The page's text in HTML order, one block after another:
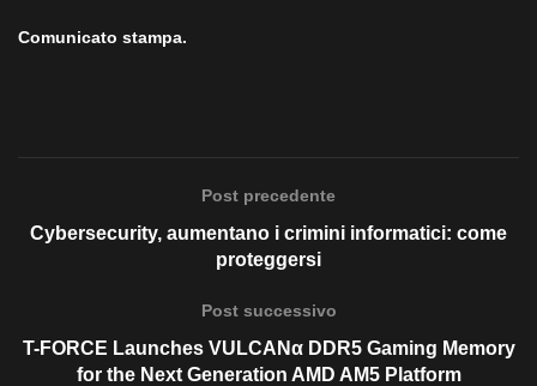
Comunicato stampa.
Post precedente
Cybersecurity, aumentano i crimini informatici: come
proteggersi
Post successivo
T-FORCE Launches VULCANα DDR5 Gaming Memory
for the Next Generation AMD AM5 Platform